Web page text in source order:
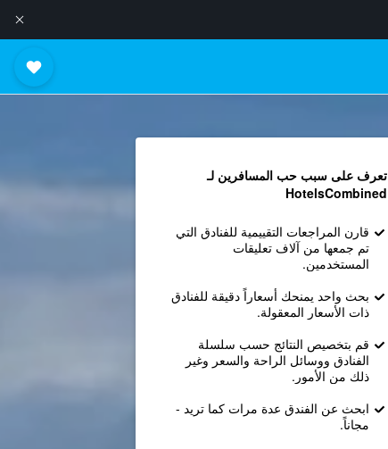
تعرف على سبب حب المسافرين لـ
HotelsCombined
قارن المراجعات التقييمية للفنادق التي
تم جمعها من آلاف تعليقات
المستخدمين.
بحث واحد يمنحك أسعاراً دقيقة للفنادق
ذات الأسعار المعقولة.
قم بتخصيص النتائج حسب سلسلة
الفنادق ووسائل الراحة والسعر وغير
ذلك من الأمور.
ابحث عن الفندق عدة مرات كما تريد -
مجاناً.